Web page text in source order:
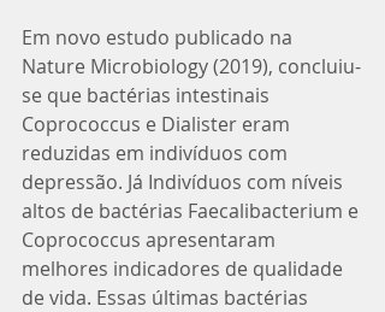
Em novo estudo publicado na
Nature Microbiology (2019), concluiu-
se que bactérias intestinais
Coprococcus e Dialister eram
reduzidas em indivíduos com
depressão. Já Indivíduos com níveis
altos de bactérias Faecalibacterium e
Coprococcus apresentaram
melhores indicadores de qualidade
de vida. Essas últimas bactérias